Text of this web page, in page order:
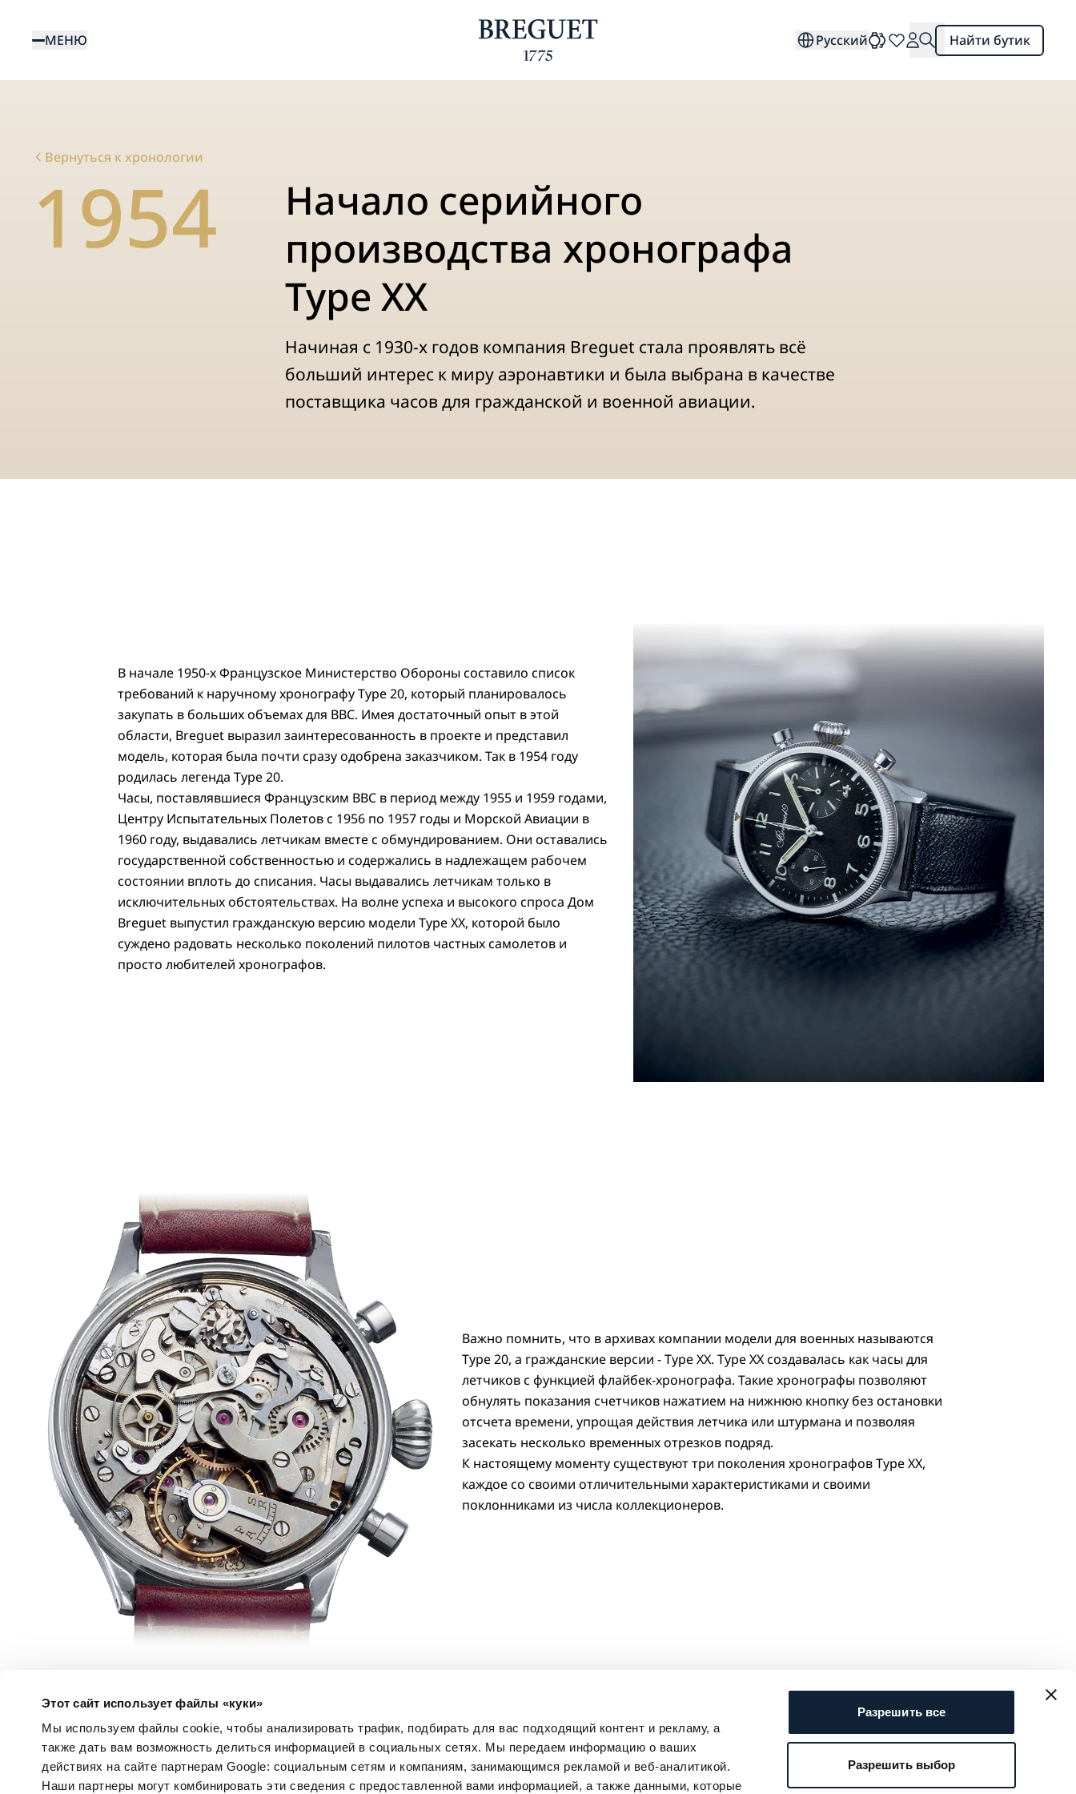
Этот сайт использует файлы «куки»
Мы используем файлы cookie, чтобы анализировать трафик, подбирать для вас подходящий контент и рекламу, а
также дать вам возможность делиться информацией в социальных сетях. Мы передаем информацию о ваших
действиях на сайте партнерам Google: социальным сетям и компаниям, занимающимся рекламой и веб-аналитикой.
Наши партнеры могут комбинировать эти сведения с предоставленной вами информацией, а также данными, которые
Разрешить все
Разрешить выбор
основномуМЕНЮ Русский Найти бутик
Вернуться к хронологии
1954
Начало серийного
производства хронографа
Type XX
Начиная с 1930-х годов компания Breguet стала проявлять всё
больший интерес к миру аэронавтики и была выбрана в качестве
поставщика часов для гражданской и военной авиации.
В начале 1950-х Французское Министерство Обороны составило список
требований к наручному хронографу Type 20, который планировалось
закупать в больших объемах для ВВС. Имея достаточный опыт в этой
области, Breguet выразил заинтересованность в проекте и представил
модель, которая была почти сразу одобрена заказчиком. Так в 1954 году
родилась легенда Type 20.
Часы, поставлявшиеся Французским ВВС в период между 1955 и 1959 годами,
Центру Испытательных Полетов с 1956 по 1957 годы и Морской Авиации в
1960 году, выдавались летчикам вместе с обмундированием. Они оставались
государственной собственностью и содержались в надлежащем рабочем
состоянии вплоть до списания. Часы выдавались летчикам только в
исключительных обстоятельствах. На волне успеха и высокого спроса Дом
Breguet выпустил гражданскую версию модели Type XX, которой было
суждено радовать несколько поколений пилотов частных самолетов и
просто любителей хронографов.
Важно помнить, что в архивах компании модели для военных называются
Type 20, а гражданские версии - Type XX. Type XX создавалась как часы для
летчиков с функцией флайбек-хронографа. Такие хронографы позволяют
обнулять показания счетчиков нажатием на нижнюю кнопку без остановки
отсчета времени, упрощая действия летчика или штурмана и позволяя
засекать несколько временных отрезков подряд.
К настоящему моменту существуют три поколения хронографов Type XX,
каждое со своими отличительными характеристиками и своими
поклонниками из числа коллекционеров.